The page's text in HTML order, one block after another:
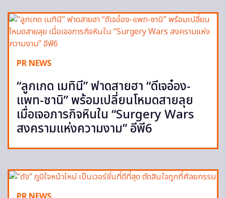
PR NEWS
“ลูกเกด เมทินี” ฟาดสายฮา “ดีเจอ๋อง-
แพท-ซานิ” พร้อมเปลี่ยนโหมดสายลุย
เมื่อเจอภารกิจหินใน “Surgery Wars
สงครามแห่งความงาม” อีพี6